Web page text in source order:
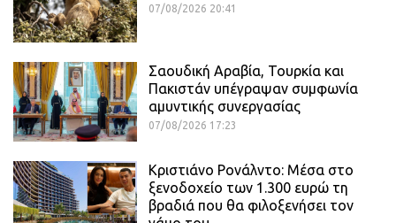
07/08/2026 20:41
Σαουδική Αραβία, Τουρκία και
Πακιστάν υπέγραψαν συμφωνία
αμυντικής συνεργασίας
07/08/2026 17:23
Κριστιάνο Ρονάλντο: Μέσα στο
ξενοδοχείο των 1.300 ευρώ τη
βραδιά που θα φιλοξενήσει τον